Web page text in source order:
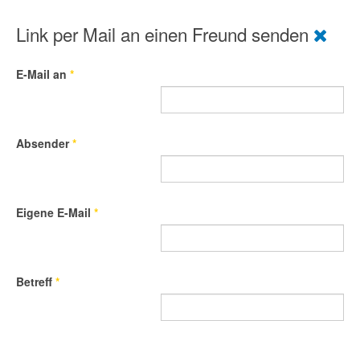
Link per Mail an einen Freund senden
E-Mail an *
Absender*
Eigene E-Mail *
Betreff *